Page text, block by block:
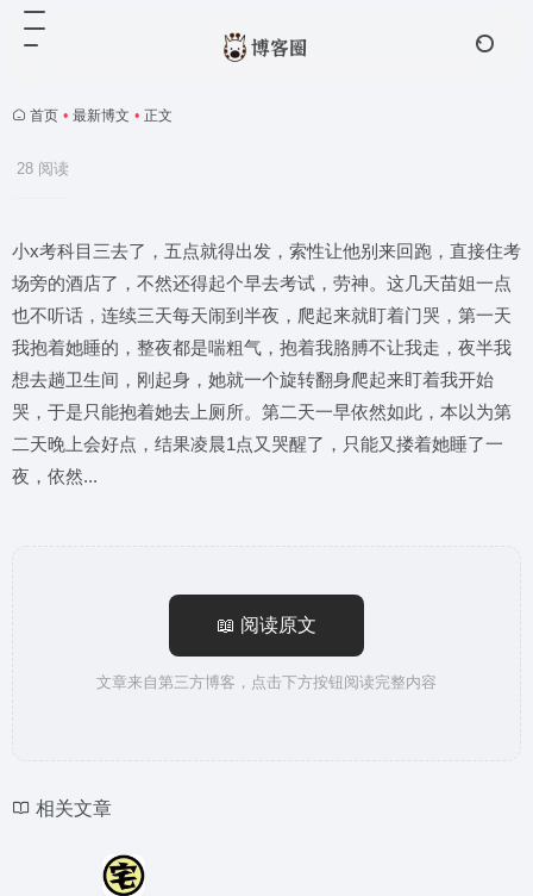
首页 • 最新博文 • 正文
28 阅读
小x考科目三去了，五点就得出发，索性让他别来回跑，直接住考
场旁的酒店了，不然还得起个早去考试，劳神。这几天苗姐一点
也不听话，连续三天每天闹到半夜，爬起来就盯着门哭，第一天
我抱着她睡的，整夜都是喘粗气，抱着我胳膊不让我走，夜半我
想去趟卫生间，刚起身，她就一个旋转翻身爬起来盯着我开始
哭，于是只能抱着她去上厕所。第二天一早依然如此，本以为第
二天晚上会好点，结果凌晨1点又哭醒了，只能又搂着她睡了一
夜，依然...
📖 阅读原文
文章来自第三方博客，点击下方按钮阅读完整内容
相关文章